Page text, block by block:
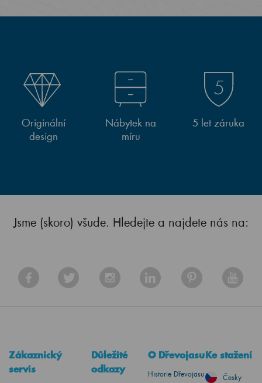
Originální
design
Nábytek na
míru
5 let záruka
Jsme (skoro) všude. Hledejte a najdete nás na:
Zákaznický
servis
Důležité
odkazy
O Dřevojasu
Historie Dřevojasu
Ke stažení
Česky